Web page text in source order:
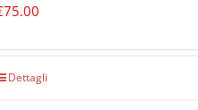
75.00
Dettagli